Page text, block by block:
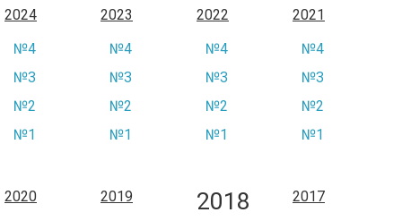
2024
№4
№3
№2
№1
2023
№4
№3
№2
№1
2022
№4
№3
№2
№1
2021
№4
№3
№2
№1
2020
2019
2018
2017